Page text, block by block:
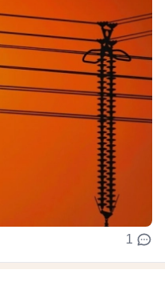
1